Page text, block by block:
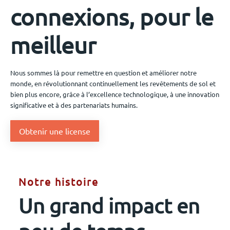
Événements
Nous contacter
FR
connexions, pour le
meilleur
Nous sommes là pour remettre en question et améliorer notre
monde, en révolutionnant continuellement les revêtements de sol et
bien plus encore, grâce à l’excellence technologique, à une innovation
significative et à des partenariats humains.
Obtenir une license
Notre histoire
Un grand impact en